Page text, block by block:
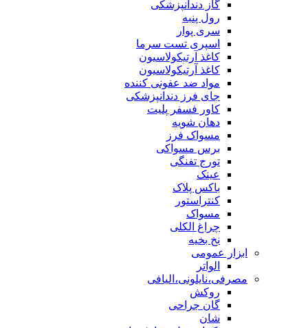
گاز دندانپزشکی
رول پنبه
سری پوار
اسپری تست سرما
کاغذ آرتیکولاسیون
کاغذ آرتیکولاسیون
مواد ضد عفونی کننده
جای فرز دندانپزشکی
کاور فسفر پلیت
دهان شویه
مسواک فرز
برس مسواکی
تورج تفنگی
عینک
باکس پلاک
کنتراستور
مسواک
چراغ الکلی
نخ بخیه
ابزار عمومی
الواتر
مصرفی،نایلونی،الیافی
روکش
گان جراحی
شان